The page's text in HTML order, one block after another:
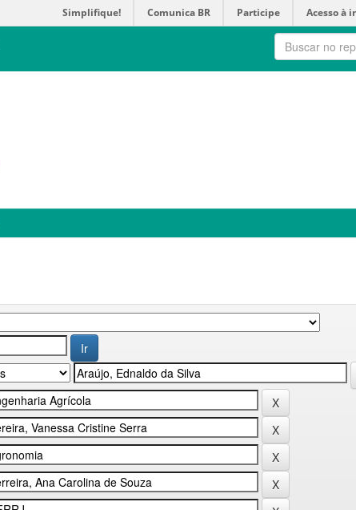
Simplifique! Comunica BR Participe Acesso à